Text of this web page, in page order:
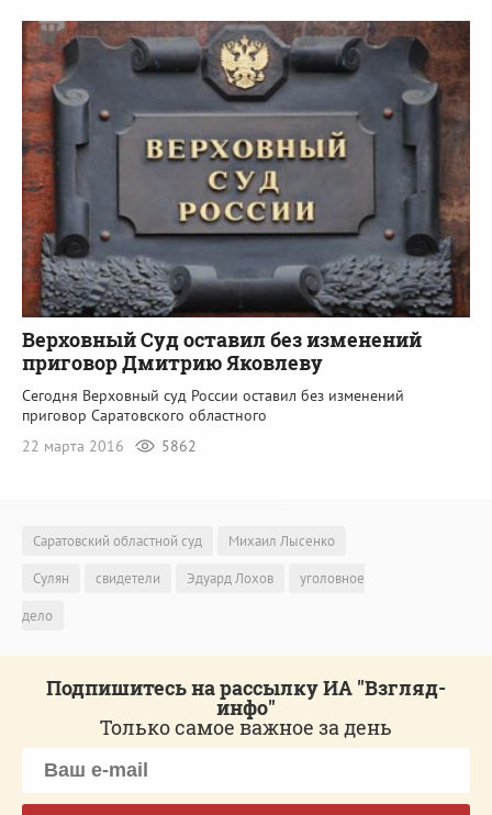
Верховный Суд оставил без изменений
приговор Дмитрию Яковлеву
Сегодня Верховный суд России оставил без изменений
приговор Саратовского областного
22 марта 2016
5862
Саратовский областной суд
Михаил Лысенко
Сулян
свидетели Эдуард Лохов
уголовное
дело
Подпишитесь на рассылку ИА "Взгляд-
инфо"
Только самое важное за день